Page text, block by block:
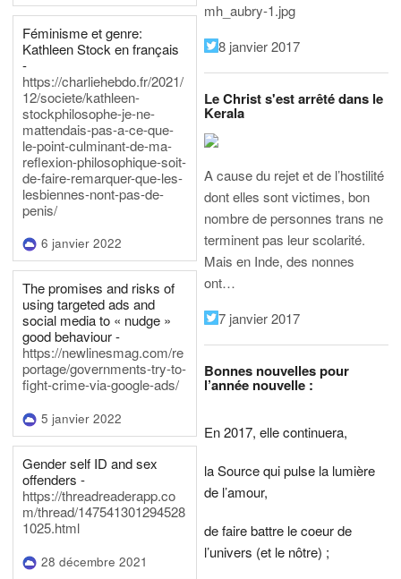
Féminisme et genre:
Kathleen Stock en français
-
https://charliehebdo.fr/2021/
12/societe/kathleen-
stockphilosophe-je-ne-
mattendais-pas-a-ce-que-
le-point-culminant-de-ma-
reflexion-philosophique-soit-
de-faire-remarquer-que-les-
lesbiennes-nont-pas-de-
penis/
6 janvier 2022
The promises and risks of
using targeted ads and
social media to « nudge »
good behaviour -
https://newlinesmag.com/re
portage/governments-try-to-
fight-crime-via-google-ads/
5 janvier 2022
Gender self ID and sex
offenders -
https://threadreaderapp.co
m/thread/147541301294528
1025.html
28 décembre 2021
mh_aubry-1.jpg
8 janvier 2017
Le Christ s'est arrêté dans le
Kerala
A cause du rejet et de l’hostilité
dont elles sont victimes, bon
nombre de personnes trans ne
terminent pas leur scolarité.
Mais en Inde, des nonnes
ont…
7 janvier 2017
Bonnes nouvelles pour
l’année nouvelle :
En 2017, elle continuera,
la Source qui pulse la lumière
de l’amour,
de faire battre le coeur de
l’univers (et le nôtre) ;